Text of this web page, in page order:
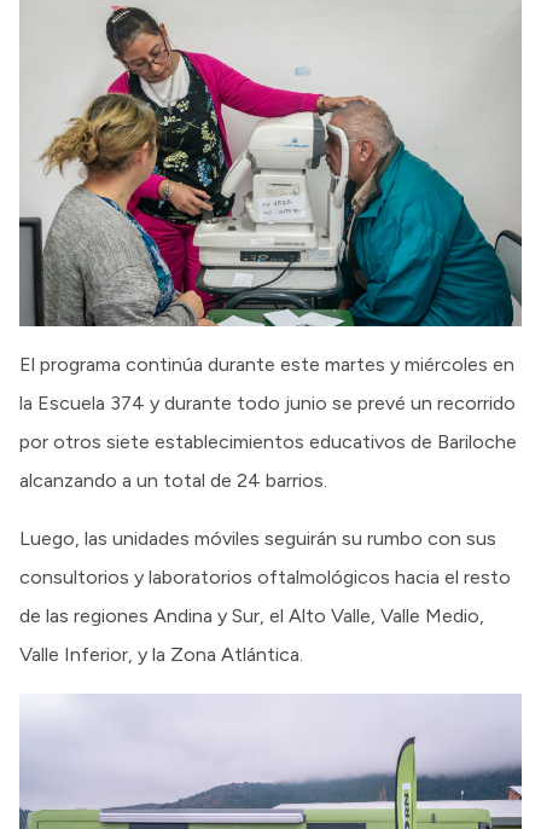
El programa continúa durante este martes y miércoles en
la Escuela 374 y durante todo junio se prevé un recorrido
por otros siete establecimientos educativos de Bariloche
alcanzando a un total de 24 barrios.
Luego, las unidades móviles seguirán su rumbo con sus
consultorios y laboratorios oftalmológicos hacia el resto
de las regiones Andina y Sur, el Alto Valle, Valle Medio,
Valle Inferior, y la Zona Atlántica.